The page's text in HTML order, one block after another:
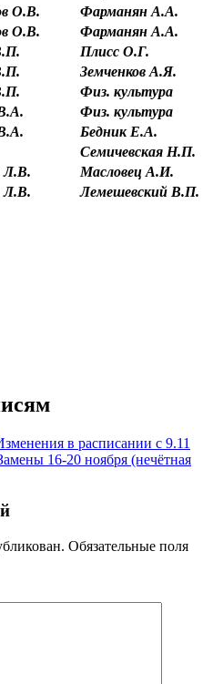
О.В.
Фарманян А.А.
О.В.
Фарманян А.А.
Плисс О.Г.
Земченков А.Я.
Физ. культура
Физ. культура
Бедник Е.А.
Семичевская Н.П.
Л.В.
Масловец А.И.
Л.В. Лемешевский В.П.
в расписании с 9.11
16-20 ноября (нечётная
Обязательные поля